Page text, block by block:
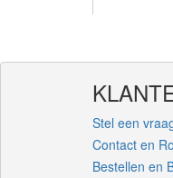
Stel een
Contact en
Bestellen en